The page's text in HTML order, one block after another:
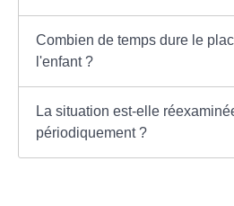
Combien de temps dure le
l'enfant ?
La situation est-elle
périodiquement ?